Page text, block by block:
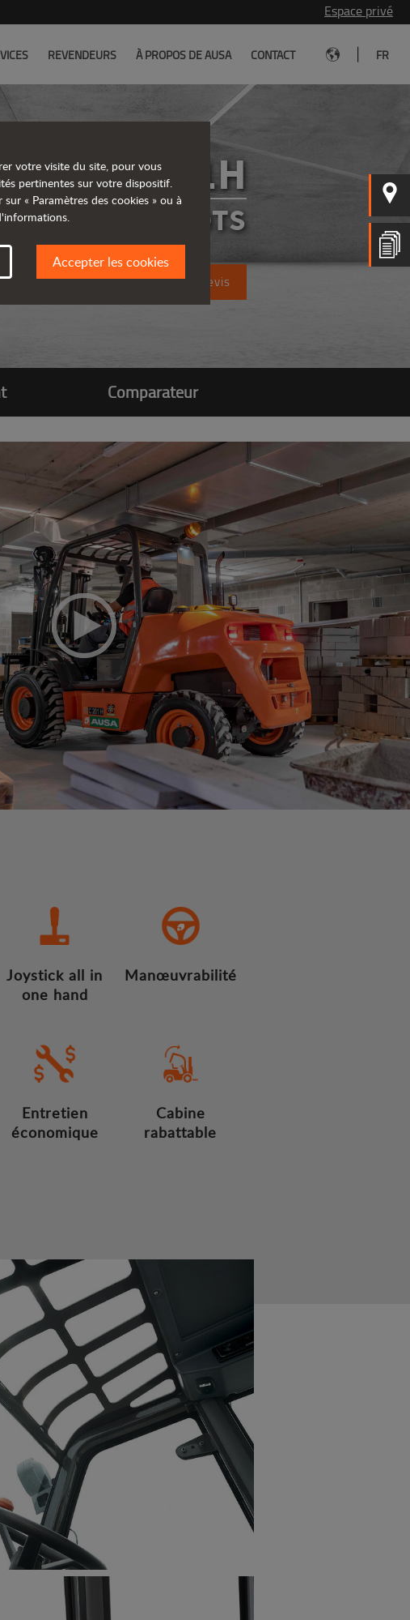
Espace privé
REVENDEURS À PROPOS DE AUSA CONTACT FR
C201H
CHARIOTS
Demandez un devis
Comparateur
Joystick all in
one hand
Manœuvrabilité
Entretien
économique
Cabine
rabattable
votre visite du site, pour vous
pertinentes sur votre dispositif.
« Paramètres des cookies » ou à
Accepter les cookies